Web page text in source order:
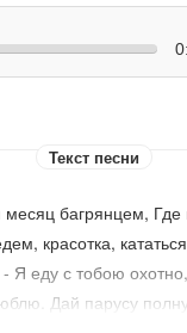
Текст песни
месяц багрянцем,
красотка,
Я еду с тобою
Дай парусу